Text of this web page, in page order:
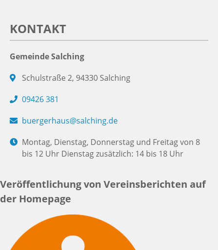
KONTAKT
Gemeinde Salching
Schulstraße 2, 94330 Salching
09426 381
buergerhaus@salching.de
Montag, Dienstag, Donnerstag und Freitag von 8
bis 12 Uhr Dienstag zusätzlich: 14 bis 18 Uhr
Veröffentlichung von Vereinsberichten auf
der Homepage